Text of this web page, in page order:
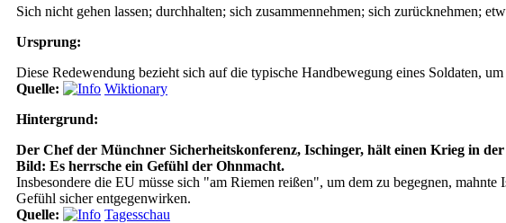
Sich nicht gehen lassen; durchhalten; sich zusammennehmen; sich zurücknehmen;
Ursprung:
Diese Redewendung bezieht sich auf die typische Handbewegung eines Soldaten,
Quelle:
Wiktionary
Hintergrund:
Der Chef der Münchner Sicherheitskonferenz, Ischinger, hält einen Krieg in
Bild: Es herrsche ein Gefühl der Ohnmacht.
Insbesondere die EU müsse sich "am Riemen reißen", um dem zu begegnen,
Gefühl sicher entgegenwirken.
Quelle:
Tagesschau